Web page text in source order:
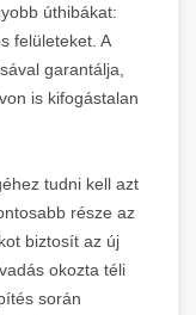
úthibákat:
felületeket. A
garantálja,
is kifogástalan
tudni kell azt
része az
biztosít az új
okozta téli
során